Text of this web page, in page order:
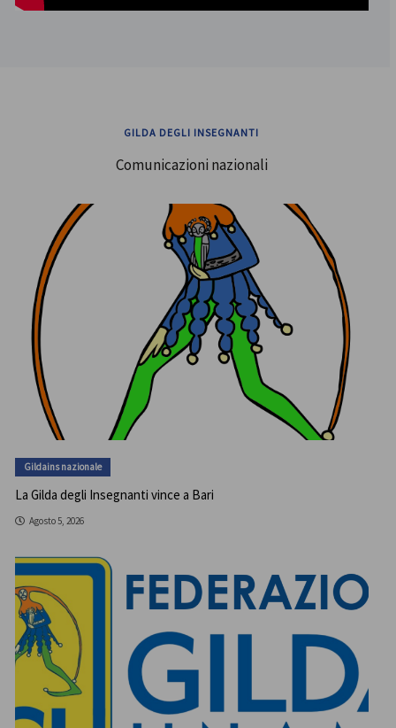
GILDA DEGLI INSEGNANTI
Comunicazioni nazionali
Gildains nazionale
La Gilda degli Insegnanti vince a Bari
Agosto 5, 2026